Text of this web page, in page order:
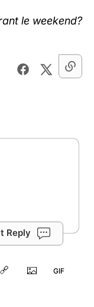
le weekend?
Reply